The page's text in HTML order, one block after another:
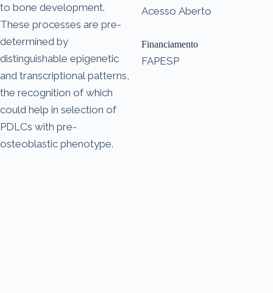
to bone development.
These processes are pre-
determined by
distinguishable epigenetic
and transcriptional patterns,
the recognition of which
could help in selection of
PDLCs with pre-
osteoblastic phenotype.
Acesso Aberto
Financiamento
FAPESP